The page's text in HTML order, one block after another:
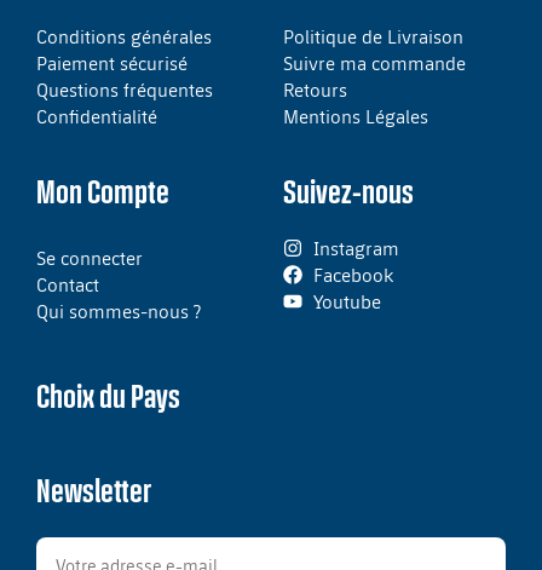
Conditions générales
Paiement sécurisé
Questions fréquentes
Confidentialité
Politique de Livraison
Suivre ma commande
Retours
Mentions Légales
Mon Compte
Se connecter
Contact
Qui sommes-nous ?
Suivez-nous
Instagram
Facebook
Youtube
Choix du Pays
Newsletter